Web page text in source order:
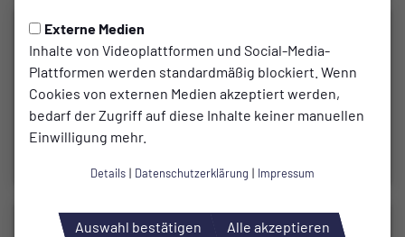
Externe Medien
Inhalte von Videoplattformen und Social-Media-
Plattformen werden standardmäßig blockiert. Wenn
Cookies von externen Medien akzeptiert werden,
bedarf der Zugriff auf diese Inhalte keiner manuellen
Einwilligung mehr.
Details | Datenschutzerklärung | Impressum
Auswahl bestätigen Alle akzeptieren